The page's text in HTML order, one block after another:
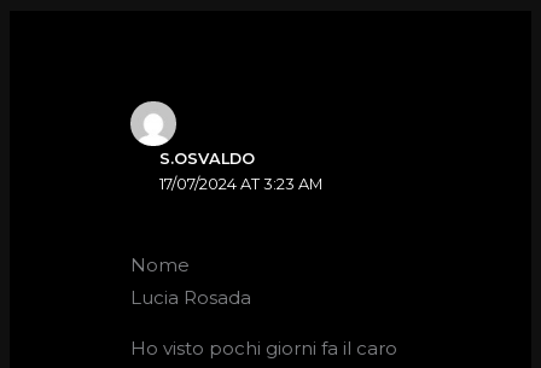
S.OSVALDO
17/07/2024 AT 3:23 AM
Nome
Lucia Rosada
Ho visto pochi giorni fa il caro